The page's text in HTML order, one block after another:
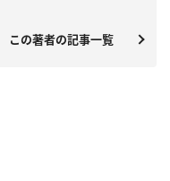
この著者の記事一覧